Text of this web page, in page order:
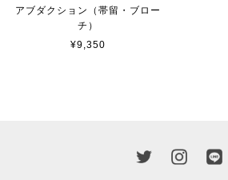
アブダクション（帯留・ブロー
チ）
¥9,350